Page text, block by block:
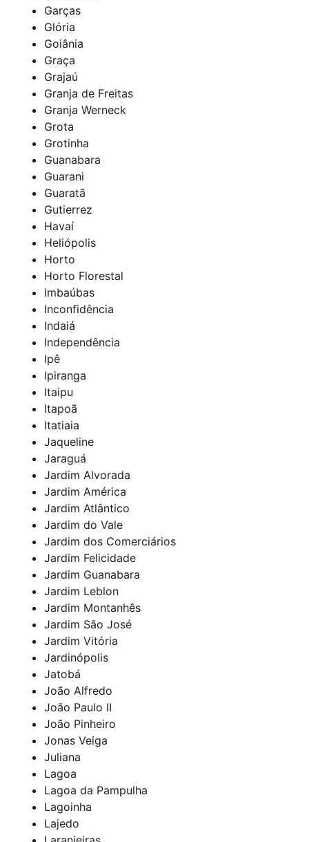
Garças
Glória
Goiânia
Graça
Grajaú
Granja de Freitas
Granja Werneck
Grota
Grotinha
Guanabara
Guarani
Guaratã
Gutierrez
Havaí
Heliópolis
Horto
Horto Florestal
Imbaúbas
Inconfidência
Indaiá
Independência
Ipê
Ipiranga
Itaipu
Itapoã
Itatiaia
Jaqueline
Jaraguá
Jardim Alvorada
Jardim América
Jardim Atlântico
Jardim do Vale
Jardim dos Comerciários
Jardim Felicidade
Jardim Guanabara
Jardim Leblon
Jardim Montanhês
Jardim São José
Jardim Vitória
Jardinópolis
Jatobá
João Alfredo
João Paulo II
João Pinheiro
Jonas Veiga
Juliana
Lagoa
Lagoa da Pampulha
Lagoinha
Lajedo